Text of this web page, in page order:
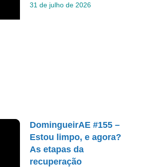
31 de julho de 2026
DomingueirAE #155 –
Estou limpo, e agora?
As etapas da
recuperação